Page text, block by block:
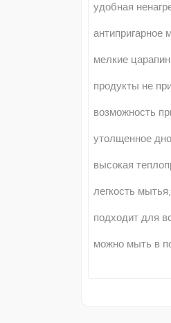
удобная
антипригарное
мелкие
продукты не
возможность
утолщенное
высокая
легкость мытья;
подходит для
можно мыть в